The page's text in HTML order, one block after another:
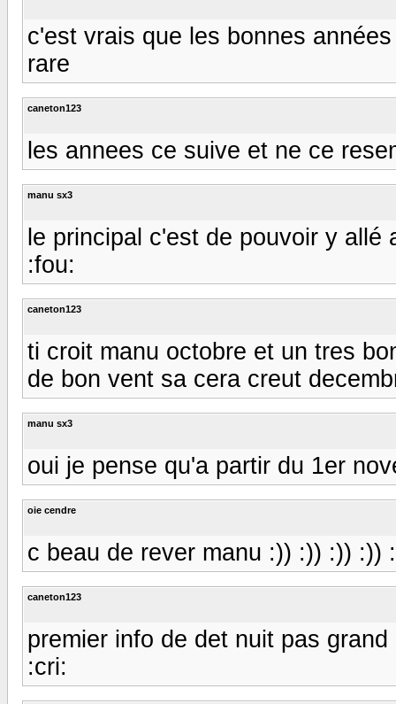
c'est vrais que les bonnes
rare
caneton123
les annees ce suive et ne ce
manu sx3
le principal c'est de pouvoir y
:fou:
caneton123
ti croit manu octobre et un tres
de bon vent sa cera creut
manu sx3
oui je pense qu'a partir du 1er
oie cendre
c beau de rever manu :)) :)) :)) :))
caneton123
premier info de det nuit pas
:cri: